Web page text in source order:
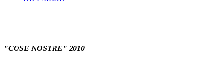
"COSE NOSTRE" 2010